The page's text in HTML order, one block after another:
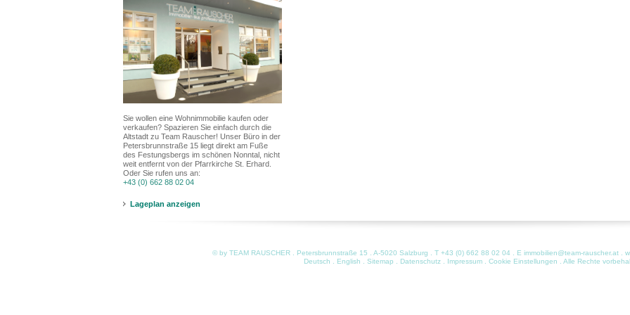
Sie wollen eine Wohnimmobilie kaufen oder
verkaufen? Spazieren Sie einfach durch die
Altstadt zu Team Rauscher! Unser Büro in der
Petersbrunnstraße 15 liegt direkt am Fuße
des Festungsbergs im schönen Nonntal, nicht
weit entfernt von der Pfarrkirche St. Erhard.
Oder Sie rufen uns an:
+43 (0) 662 88 02 04
Lageplan anzeigen
© by TEAM RAUSCHER . Petersbrunnstraße 15 . A-5020 Salzburg . T +43 (0) 662 88 02 04 . E immobilien@team-rauscher.at.
Deutsch
English Sitemap Datenschutz Impressum Cookie Einstellungen . Alle Rechte